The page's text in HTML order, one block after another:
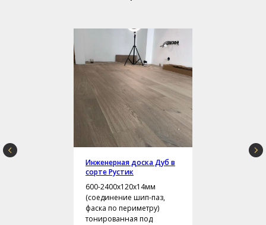
Инженерная доска Дуб в
сорте Рустик
600-2400х120х14мм
(соединение шип-паз,
фаска по периметру)
тонированная под